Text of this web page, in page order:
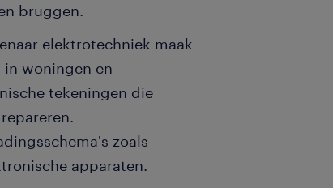
bruggen.
elektrotechniek maak
woningen en
tekeningen die
zoals
apparaten.